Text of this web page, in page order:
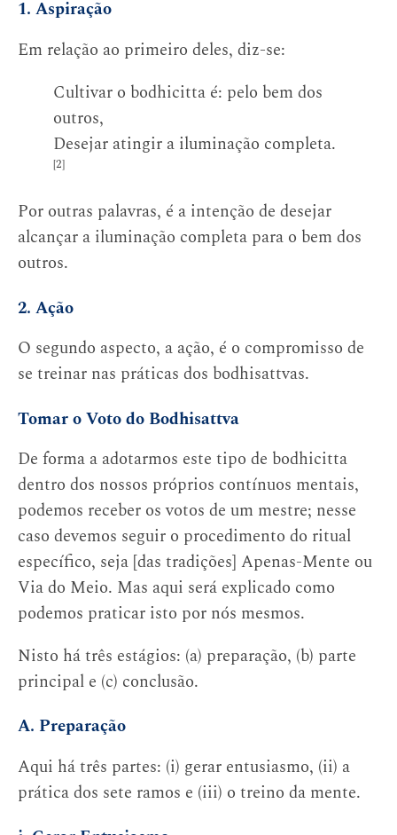
1. Aspiração
Em relação ao primeiro deles, diz-se:
Cultivar o bodhicitta é: pelo bem dos
outros,
Desejar atingir a iluminação completa.
[2]
Por outras palavras, é a intenção de desejar
alcançar a iluminação completa para o bem dos
outros.
2. Ação
O segundo aspecto, a ação, é o compromisso de
se treinar nas práticas dos bodhisattvas.
Tomar o Voto do Bodhisattva
De forma a adotarmos este tipo de bodhicitta
dentro dos nossos próprios contínuos mentais,
podemos receber os votos de um mestre; nesse
caso devemos seguir o procedimento do ritual
específico, seja [das tradições] Apenas-Mente ou
Via do Meio. Mas aqui será explicado como
podemos praticar isto por nós mesmos.
Nisto há três estágios: (a) preparação, (b) parte
principal e (c) conclusão.
A. Preparação
Aqui há três partes: (i) gerar entusiasmo, (ii) a
prática dos sete ramos e (iii) o treino da mente.